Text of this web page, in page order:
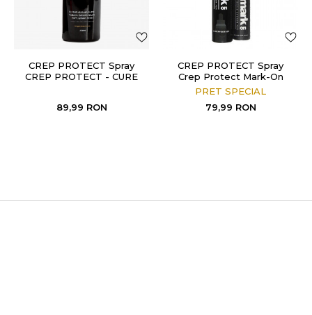
CREP PROTECT Spray
CREP PROTECT - CURE
89,99 RON
CREP PROTECT Spray
Crep Protect Mark-On
(Black) Midsole Cus
PRET SPECIAL
79,99 RON